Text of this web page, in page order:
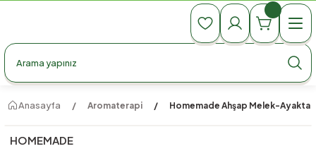
990 TL Üzeri Ücretsiz Kargo
990 TL Üzeri Ücretsiz Kargo
Anasayfa Aromaterapi Homemade Ahşap Melek-Ayakta
HOMEMADE